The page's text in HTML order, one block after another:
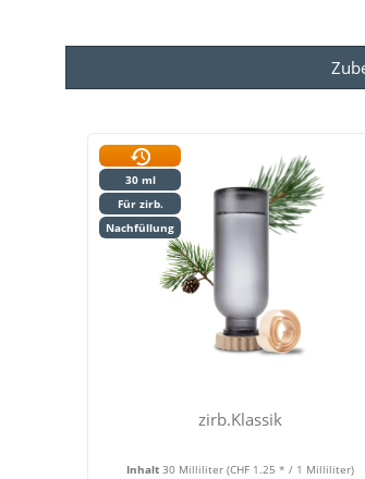
30 ml
Für zirb.
Nachfüllung
zirb.Klassik
Inhalt 30 Milliliter (CHF 1.25 * / 1 Milliliter)